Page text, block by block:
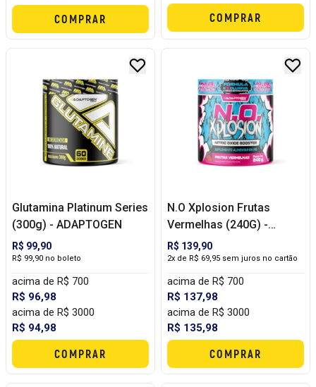
COMPRAR COMPRAR
Glutamina Platinum Series
(300g) - ADAPTOGEN
R$ 99,90
R$ 99,90 no boleto
acima de R$ 700
R$ 96,98
acima de R$ 3000
R$ 94,98
COMPRAR
N.O Xplosion Frutas
Vermelhas (240G) -
ADAPTOGEN
R$ 139,90
2x de R$ 69,95 sem juros no cartão
acima de R$ 700
R$ 137,98
acima de R$ 3000
R$ 135,98
COMPRAR